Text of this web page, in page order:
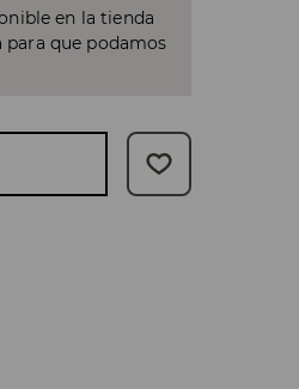
en la tienda
para que podamos